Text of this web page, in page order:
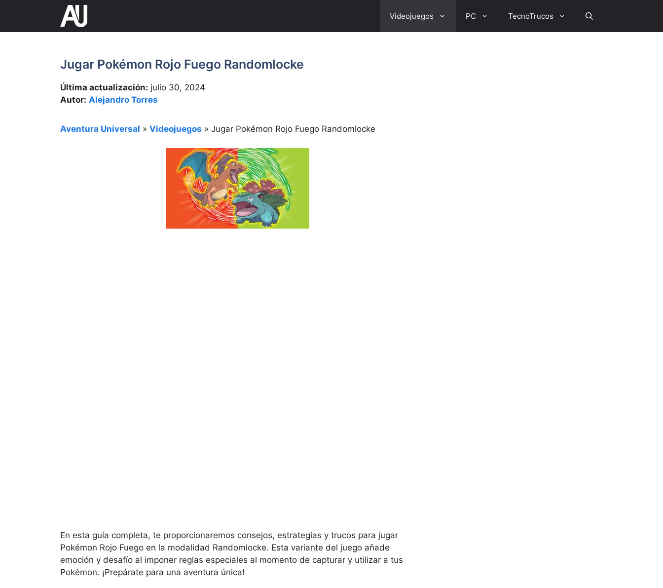
contenido
Videojuegos PC TecnoTrucos
Jugar Pokémon Rojo Fuego Randomlocke
Última actualización: julio 30, 2024
Autor: Alejandro Torres
Aventura Universal » Videojuegos » Jugar Pokémon Rojo Fuego Randomlocke
En esta guía completa, te proporcionaremos consejos, estrategias y trucos para jugar
Pokémon Rojo Fuego en la modalidad Randomlocke. Esta variante del juego añade
emoción y desafío al imponer reglas especiales al momento de capturar y utilizar a tus
Pokémon. ¡Prepárate para una aventura única!